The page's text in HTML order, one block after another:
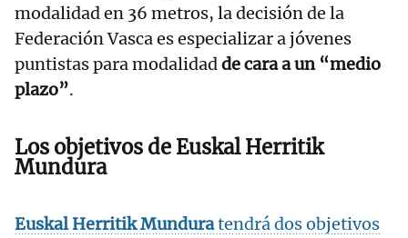
modalidad en 36 metros, la decisión de la
Federación Vasca es especializar a jóvenes
puntistas para modalidadde cara a un “medio
plazo”.
Los objetivos de EuskalHerritik
Mundura
EuskalHerritik Munduratendrá dos objetivos